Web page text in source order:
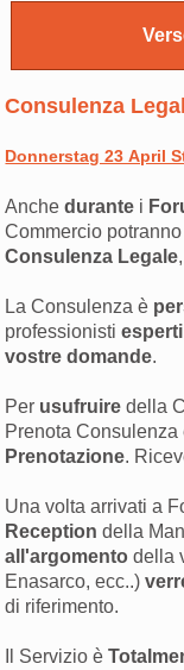
Consulenza
Donnerstag 23 April
Anchedurante i
Commercio
Consulenza Legale,
La Consulenza è
professionistiesperti
vostre domande.
Per usufruire della
Prenota
Prenotazione.
Una volta arrivati a
Reception della
all'argomento della
Enasarco, ecc..)
di riferimento.
Il Servizio è